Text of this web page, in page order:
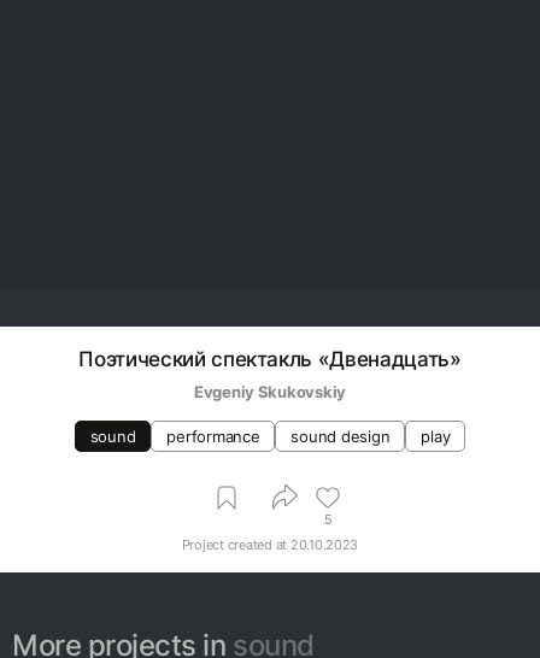
Поэтический спектакль «Двенадцать»
Evgeniy Skukovskiy
sound performance sound design play
5
Project created at 20.10.2023
More projects in sound